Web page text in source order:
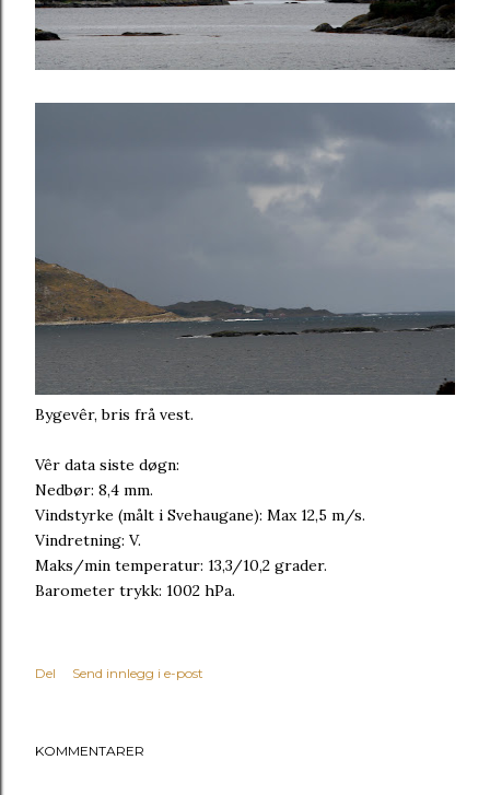
Bygevêr, bris frå vest.
Vêr data siste døgn:
Nedbør: 8,4 mm.
Vindstyrke (målt i Svehaugane): Max 12,5 m/s.
Vindretning: V.
Maks/min temperatur: 13,3/10,2 grader.
Barometer trykk: 1002 hPa.
Del Send innlegg i e-post
KOMMENTARER